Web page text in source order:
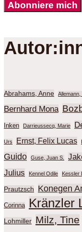
Abonniere mich
Abrahams, Anne Allemann,
Bernhard Mona
Inken Darrieussecq, Marie
Urs Ernst, Felix Lucas
Guido
Guse, Juan S.
Julius
Kennel Odile Kessler
Prautzsch Konegen
Corinna Kränzler
Lohmiller Milz, Tine